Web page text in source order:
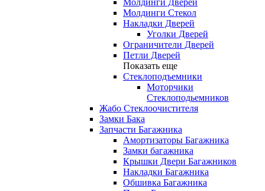
Молдинги Дверей
Молдинги Стекол
Накладки Дверей
Уголки Дверей
Ограничители Дверей
Петли Дверей
Показать еще
Стеклоподъемники
Моторчики
Стеклоподьемников
Жабо Стеклоочистителя
Замки Бака
Запчасти Багажника
Амортизаторы Багажника
Замки багажника
Крышки Двери Багажников
Накладки Багажника
Обшивка Багажника